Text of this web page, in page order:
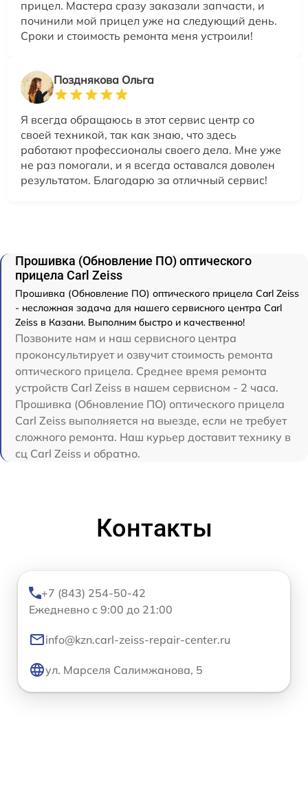
прицел. Мастера сразу заказали запчасти, и
починили мой прицел уже на следующий день.
Сроки и стоимость ремонта меня устроили!
Позднякова Ольга
Я всегда обращаюсь в этот сервис центр со
своей техникой, так как знаю, что здесь
работают профессионалы своего дела. Мне уже
не раз помогали, и я всегда оставался доволен
результатом. Благодарю за отличный сервис!
Прошивка (Обновление ПО) оптического
прицела Carl Zeiss
Прошивка (Обновление ПО) оптического прицела Carl Zeiss
- несложная задача для нашего сервисного центра Carl
Zeiss в Казани. Выполним быстро и качественно!
Позвоните нам и наш сервисного центра
проконсультирует и озвучит стоимость ремонта
оптического прицела. Среднее время ремонта
устройств Carl Zeiss в нашем сервисном - 2 часа.
Прошивка (Обновление ПО) оптического прицела
Carl Zeiss выполняется на выезде, если не требует
сложного ремонта. Наш курьер доставит технику в
сц Carl Zeiss и обратно.
Контакты
+7 (843) 254-50-42
Ежедневно с 9:00 до 21:00
info@kzn.carl-zeiss-repair-center.ru
ул. Марселя Салимжанова, 5